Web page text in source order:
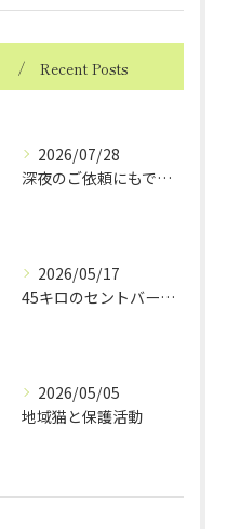
Recent Posts
2026/07/28
深夜のご依頼にもできる限り対応しております ～ハムスターちゃんのお見送り～
2026/05/17
45キロのセントバーナードちゃんのお見送り
2026/05/05
地域猫と保護活動